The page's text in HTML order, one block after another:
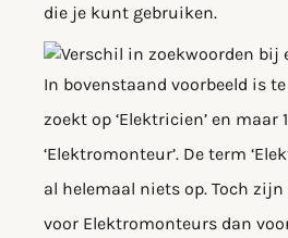
die je kunt gebruiken.
In bovenstaand voorbeeld is te
zoekt op ‘Elektricien’ en maar
‘Elektromonteur’. De term
al helemaal niets op. Toch
voor Elektromonteurs dan